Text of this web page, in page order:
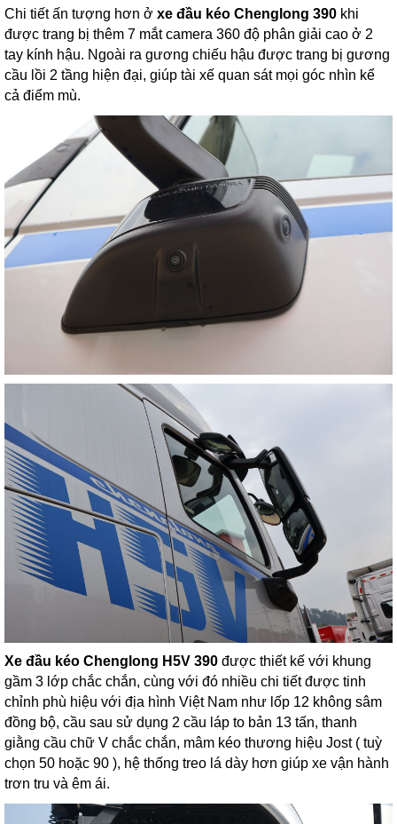
Chi tiết ấn tượng hơn ở xe đầu kéo Chenglong 390 khi
được trang bị thêm 7 mắt camera 360 độ phân giải cao ở 2
tay kính hậu. Ngoài ra gương chiếu hậu được trang bị gương
cầu lồi 2 tầng hiện đại, giúp tài xế quan sát mọi góc nhìn kể
cả điểm mù.
Xe đầu kéo Chenglong H5V 390 được thiết kế với khung
gầm 3 lớp chắc chắn, cùng với đó nhiều chi tiết được tinh
chỉnh phù hiệu với địa hình Việt Nam như lốp 12 không sâm
đồng bộ, cầu sau sử dụng 2 cầu láp to bản 13 tấn, thanh
giằng cầu chữ V chắc chắn, mâm kéo thương hiệu Jost ( tuỳ
chọn 50 hoặc 90 ), hệ thống treo lá dày hơn giúp xe vận hành
trơn tru và êm ái.